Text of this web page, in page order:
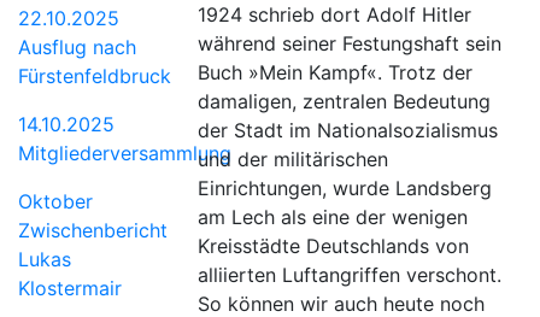
22.10.2025
Ausflug nach
Fürstenfeldbruck
14.10.2025
Mitgliederversammlung
Oktober
Zwischenbericht
Lukas
Klostermair
1924 schrieb dort Adolf Hitler
während seiner Festungshaft sein
Buch »Mein Kampf«. Trotz der
damaligen, zentralen Bedeutung
der Stadt im Nationalsozialismus
und der militärischen
Einrichtungen, wurde Landsberg
am Lech als eine der wenigen
Kreisstädte Deutschlands von
alliierten Luftangriffen verschont.
So können wir auch heute noch